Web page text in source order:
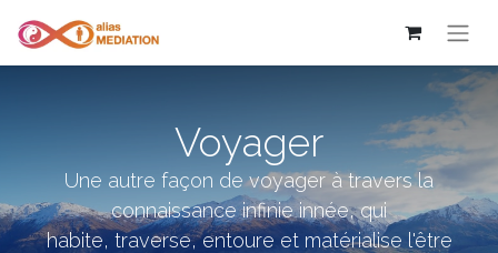
Voyager
Une autre façon de voyager à travers la
connaissance infinie innée, qui
habite, traverse, entoure et matérialise l'être